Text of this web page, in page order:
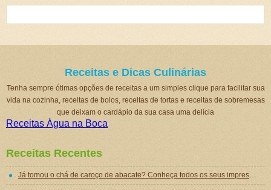
Receitas e Dicas Culinárias
Tenha sempre ótimas opções de receitas a um simples clique para facilitar sua
vida na cozinha, receitas de bolos, receitas de tortas e receitas de sobremesas
que deixam o cardápio da sua casa uma delícia
Receitas Água na Boca
Receitas Recentes
Já tomou o chá de caroço de abacate? Conheça todos os seus impressionantes benefícios!